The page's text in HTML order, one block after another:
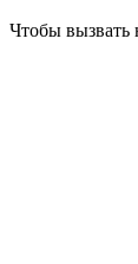
Чтобы вызвать